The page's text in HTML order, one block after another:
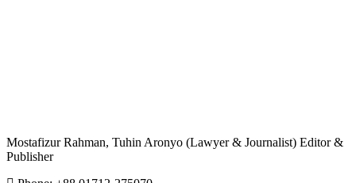
Mostafizur Rahman, Tuhin Aronyo (Lawyer & Journalist) Editor &
Publisher